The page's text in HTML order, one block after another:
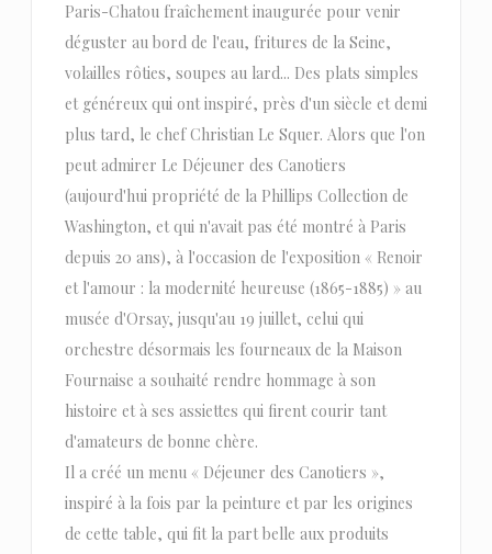
Paris-Chatou fraîchement inaugurée pour venir
déguster au bord de l'eau, fritures de la Seine,
volailles rôties, soupes au lard... Des plats simples
et généreux qui ont inspiré, près d'un siècle et demi
plus tard, le chef Christian Le Squer. Alors que l'on
peut admirer Le Déjeuner des Canotiers
(aujourd'hui propriété de la Phillips Collection de
Washington, et qui n'avait pas été montré à Paris
depuis 20 ans), à l'occasion de l'exposition « Renoir
et l'amour : la modernité heureuse (1865-1885) » au
musée d'Orsay, jusqu'au 19 juillet, celui qui
orchestre désormais les fourneaux de la Maison
Fournaise a souhaité rendre hommage à son
histoire et à ses assiettes qui firent courir tant
d'amateurs de bonne chère.
Il a créé un menu « Déjeuner des Canotiers »,
inspiré à la fois par la peinture et par les origines
de cette table, qui fit la part belle aux produits